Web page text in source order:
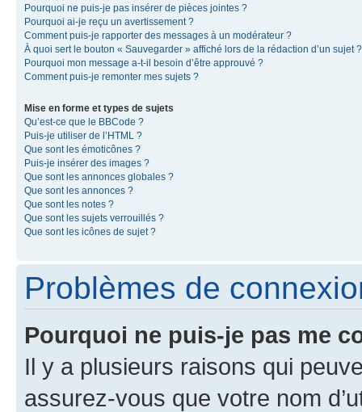
Pourquoi ne puis-je pas insérer de pièces jointes ?
Pourquoi ai-je reçu un avertissement ?
Comment puis-je rapporter des messages à un modérateur ?
À quoi sert le bouton « Sauvegarder » affiché lors de la rédaction d’un sujet ?
Pourquoi mon message a-t-il besoin d’être approuvé ?
Comment puis-je remonter mes sujets ?
Mise en forme et types de sujets
Qu’est-ce que le BBCode ?
Puis-je utiliser de l’HTML ?
Que sont les émoticônes ?
Puis-je insérer des images ?
Que sont les annonces globales ?
Que sont les annonces ?
Que sont les notes ?
Que sont les sujets verrouillés ?
Que sont les icônes de sujet ?
Problèmes de
Pourquoi ne puis-je pas me
Il y a plusieurs raisons qui
assurez-vous que votre nom